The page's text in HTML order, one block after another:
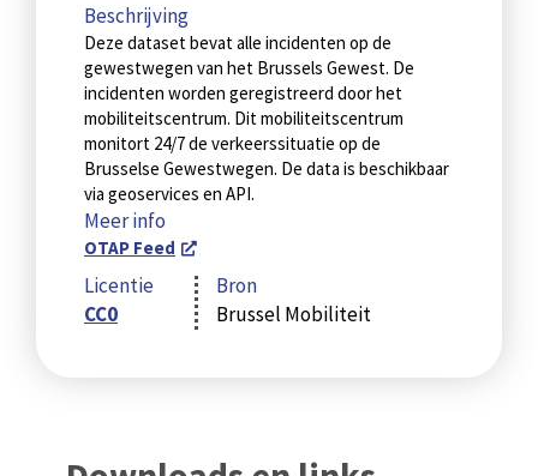
Beschrijving
Deze dataset bevat alle incidenten op de
gewestwegen van het Brussels Gewest. De
incidenten worden geregistreerd door het
mobiliteitscentrum. Dit mobiliteitscentrum
monitort 24/7 de verkeerssituatie op de
Brusselse Gewestwegen. De data is beschikbaar
via geoservices en API.
Meer info
OTAP Feed
Licentie
CC0
Bron
Brussel Mobiliteit